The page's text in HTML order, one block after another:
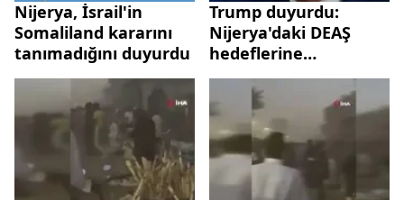
Nijerya, İsrail'in
Somaliland kararını
tanımadığını duyurdu
Trump duyurdu:
Nijerya'daki DEAŞ
hedeflerine
operasyon